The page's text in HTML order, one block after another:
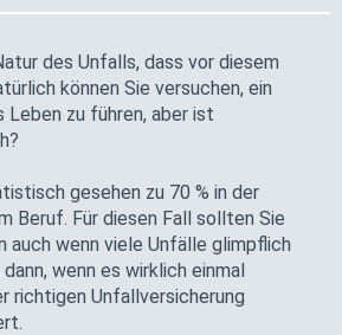
des Unfalls, dass vor diesem
können Sie versuchen, ein
zu führen, aber ist
gesehen zu 70 % in der
Beruf. Für diesen Fall sollten Sie
auch wenn viele Unfälle glimpflich
wenn es wirklich einmal
richtigen Unfallversicherung